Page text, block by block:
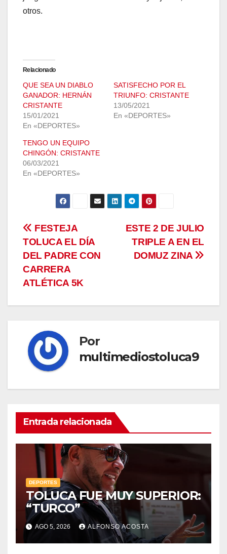
otros.
Relacionado
QUE SEA UN DIABLO
GANADOR: HERNÁN
CRISTANTE
15/01/2021
En «DEPORTES»
SATISFECHO POR EL
TRIUNFO: CRISTANTE
13/05/2021
En «DEPORTES»
TENGO UN EQUIPO
CHINGÓN: CRISTANTE
06/03/2021
En «DEPORTES»
Navegación
de
entradas
ESTE 2 DE JULIO
TRIPLE A EN EL
DOMUZ ZINA
FESTEJA
TOLUCA EL DÍA
DEL PADRE CON
CARRERA
ATLÉTICA 5K
Por
multimediostoluca9
Entrada relacionada
DEPORTES
TOLUCA FUE MUY SUPERIOR:
“TURCO”
AGO 5, 2026 ALFONSO ACOSTA